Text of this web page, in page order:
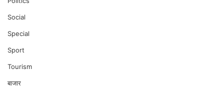
Social
Special
Sport
Tourism
बाजार